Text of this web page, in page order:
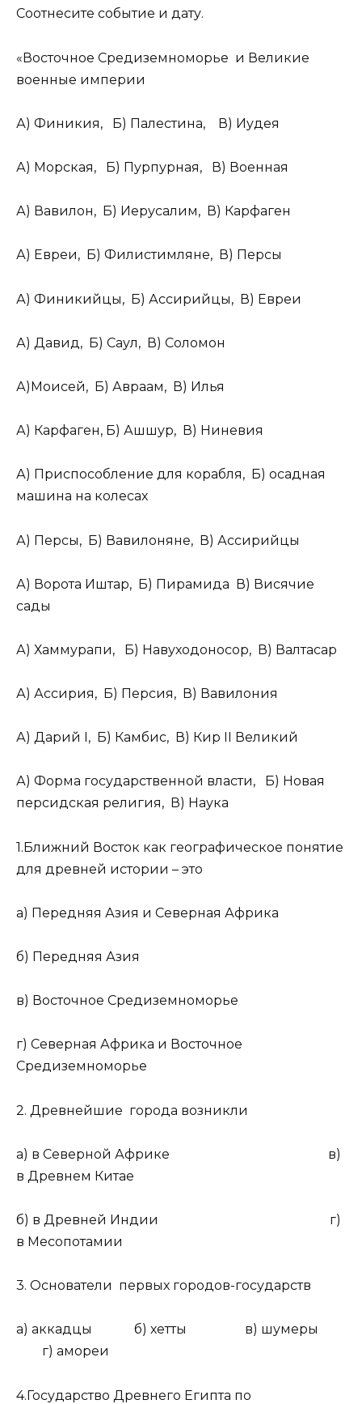
Соотнесите событие и дату.
«Восточное Средиземноморье и Великие
военные империи
А) Финикия, Б) Палестина, В) Иудея
А) Морская, Б) Пурпурная, В) Военная
А) Вавилон, Б) Иерусалим, В) Карфаген
А) Евреи, Б) Филистимляне, В) Персы
А) Финикийцы, Б) Ассирийцы, В) Евреи
А) Давид, Б) Саул, В) Соломон
А)Моисей, Б) Авраам, В) Илья
А) Карфаген, Б) Ашшур, В) Ниневия
А) Приспособление для корабля, Б) осадная
машина на колесах
А) Персы, Б) Вавилоняне, В) Ассирийцы
А) Ворота Иштар, Б) Пирамида В) Висячие
сады
А) Хаммурапи, Б) Навуходоносор, В) Валтасар
А) Ассирия, Б) Персия, В) Вавилония
А) Дарий I, Б) Камбис, В) Кир II Великий
А) Форма государственной власти, Б) Новая
персидская религия, В) Наука
1.Ближний Восток как географическое понятие
для древней истории – это
а) Передняя Азия и Северная Африка
б) Передняя Азия
в) Восточное Средиземноморье
г) Северная Африка и Восточное
Средиземноморье
2. Древнейшие города возникли
а) в Северной Африке в)
в Древнем Китае
б) в Древней Индии г)
в Месопотамии
3. Основатели первых городов-государств
а) аккадцы б) хетты в) шумеры
г) амореи
4.Государство Древнего Египта по